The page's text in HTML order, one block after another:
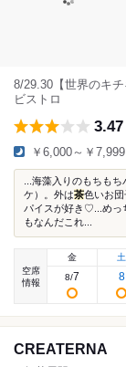
8/29.30【世界のキ
ビストロ
3.47
￥6,000～￥7,999
...海藻入りのもちも
ケ）。外は茶色いお
パイスが好き♡...めっ
もなんだこれ...
空席
情報
金
8/7
土
8
CREATERNA